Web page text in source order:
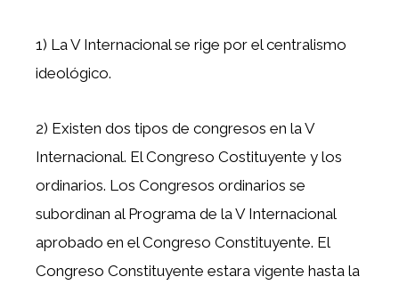
1) La V Internacional se rige por el centralismo
ideológico.
2) Existen dos tipos de congresos en la V
Internacional. El Congreso Costituyente y los
ordinarios. Los Congresos ordinarios se
subordinan al Programa de la V Internacional
aprobado en el Congreso Constituyente. El
Congreso Constituyente estara vigente hasta la